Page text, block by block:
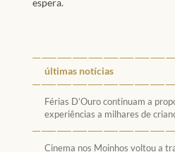
últimas notícias
Férias D’Ouro continuam a
experiências a milhares de
Cinema nos Moinhos voltou a